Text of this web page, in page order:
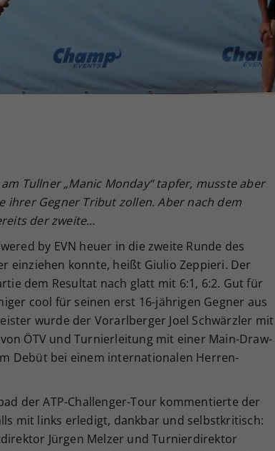
Tullner „Manic Monday“ tapfer, musste aber
ihrer Gegner Tribut zollen. Aber nach dem
der zweite…
by EVN heuer in die zweite Runde des
einziehen konnte, heißt Giulio Zeppieri. Der
dem Resultat nach glatt mit 6:1, 6:2. Gut für
cool für seinen erst 16-jährigen Gegner aus
wurde der Vorarlberger Joel Schwärzler mit
ÖTV und Turnierleitung mit einer Main-Draw-
Debüt bei einem internationalen Herren-
der ATP-Challenger-Tour kommentierte der
mit links erledigt, dankbar und selbstkritisch:
Jürgen Melzer und Turnierdirektor
Ihrer vorgenommen Einstellungen, falls der